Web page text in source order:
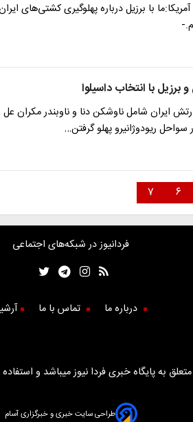
با برزیل درباره پهلوگیری کشتی‌های
برزیل با انتخاب داسیلوا
ایران شامل ناوشکن دنا و ناوبندر مکران عل
سواحل ریودوژانیرو پهلو گرفتن…
۶ ۷
فردانیوز در شبکه‌های اجتماعی
درباره ما تماس با ما
به پایگاه خبری فردا نیوز میباشد و
طراحی سایت خبری و خبرگزاری آسام